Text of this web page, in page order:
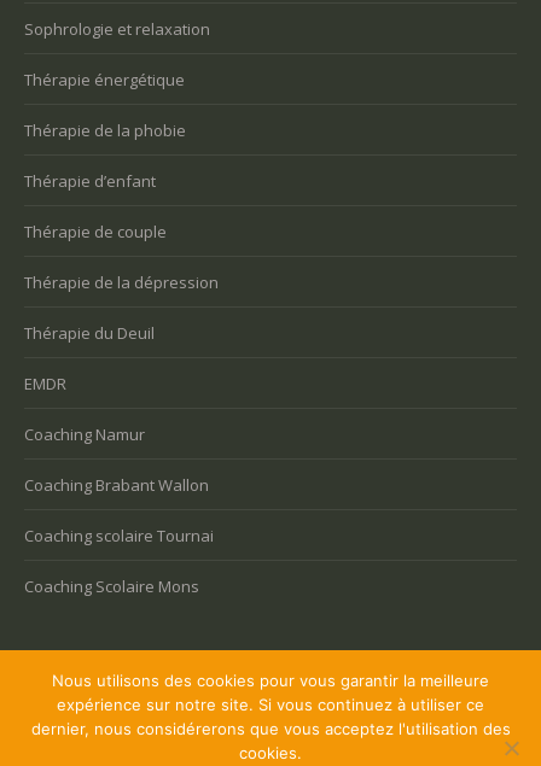
Sophrologie et relaxation
Thérapie énergétique
Thérapie de la phobie
Thérapie d’enfant
Thérapie de couple
Thérapie de la dépression
Thérapie du Deuil
EMDR
Coaching Namur
Coaching Brabant Wallon
Coaching scolaire Tournai
Coaching Scolaire Mons
Copyright © 2026 Coaching Bruxelles, tous droits réservés.
Privium – Des services qui soutiennent vos soins. Pour
Nous utilisons des cookies pour vous garantir la meilleure
expérience sur notre site. Si vous continuez à utiliser ce
dernier, nous considérerons que vous acceptez l'utilisation des
cookies.